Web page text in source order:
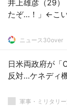
井上雄彦（29）
たぞ…！」←こ
ニュース30over
日米両政府が「
反対…ケネディ
軍事・ミリタリ